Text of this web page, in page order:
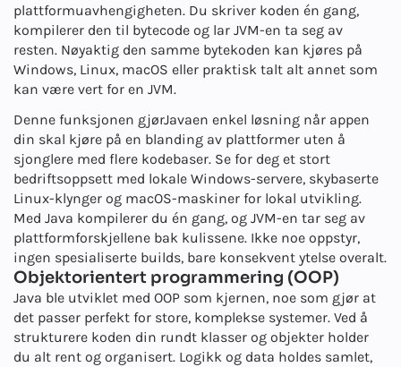
plattformuavhengigheten. Du skriver koden én gang,
kompilerer den til bytecode og lar JVM-en ta seg av
resten. Nøyaktig den samme bytekoden kan kjøres på
Windows, Linux, macOS eller praktisk talt alt annet som
kan være vert for en JVM.
Denne funksjonen gjørJavaen enkel løsning når appen
din skal kjøre på en blanding av plattformer uten å
sjonglere med flere kodebaser. Se for deg et stort
bedriftsoppsett med lokale Windows-servere, skybaserte
Linux-klynger og macOS-maskiner for lokal utvikling.
Med Java kompilerer du én gang, og JVM-en tar seg av
plattformforskjellene bak kulissene. Ikke noe oppstyr,
ingen spesialiserte builds, bare konsekvent ytelse overalt.
Objektorientert programmering (OOP)
Java ble utviklet med OOP som kjernen, noe som gjør at
det passer perfekt for store, komplekse systemer. Ved å
strukturere koden din rundt klasser og objekter holder
du alt rent og organisert. Logikk og data holdes samlet,